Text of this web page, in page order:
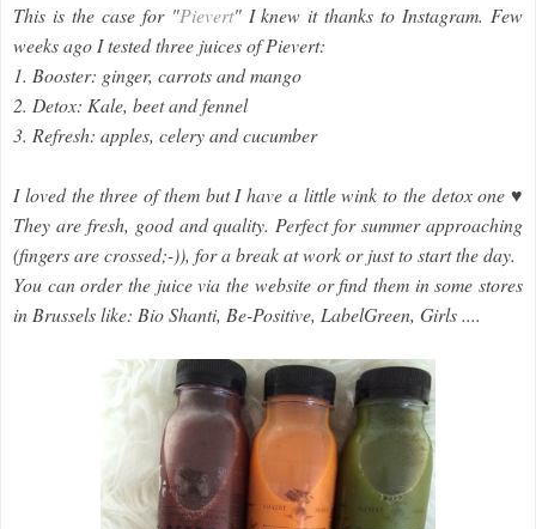
This is the case for "Pievert" I knew it thanks to Instagram. Few
weeks ago I tested three juices of Pievert:
1. Booster: ginger, carrots and mango
2. Detox: Kale, beet and fennel
3. Refresh: apples, celery and cucumber
I loved the three of them but I have a little wink to the detox one ♥
They are fresh, good and quality. Perfect for summer approaching
(fingers are crossed;-)), for a break at work or just to start the day.
You can order the juice via the website or find them in some stores
in Brussels like: Bio Shanti, Be-Positive, LabelGreen, Girls ....